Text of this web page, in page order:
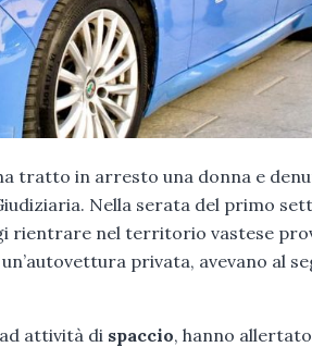
tratto in arresto una donna e
Nella serata del primo
rientrare nel territorio vastese
privata, avevano al
attività di spaccio, hanno